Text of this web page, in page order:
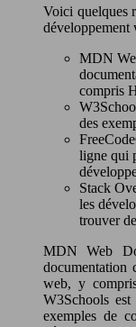
Voici quelques
développement
MDN
compris
des
ligne qui
Stack
les
trouver
MDN Web
documentation
web, y
W3Schools
exemples de